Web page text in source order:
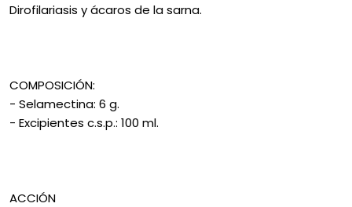
Dirofilariasis y ácaros de la sarna.
COMPOSICIÓN:
- Selamectina: 6 g.
- Excipientes c.s.p.: 100 ml.
ACCIÓN